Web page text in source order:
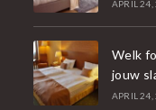
APRIL 24,
Welk
jouw
APRIL 24,